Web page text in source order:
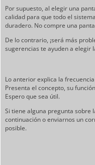
Por supuesto, al elegir una
calidad para que todo el
duradero. No compre una
De lo contrario, ¡será más
sugerencias te ayuden a elegir
Lo anterior explica la
Presenta el concepto, su
Espero que sea útil.
Si tiene alguna pregunta sobre
continuación o enviarnos un
posible.